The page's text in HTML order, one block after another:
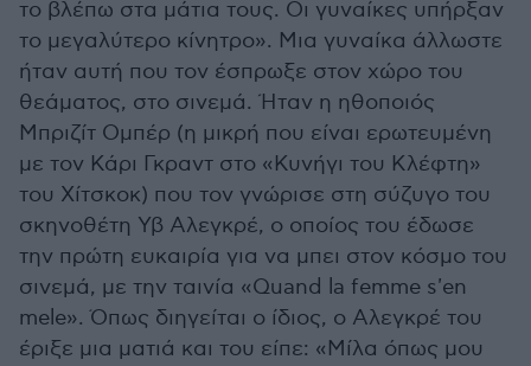
το βλέπω στα μάτια τους. Οι γυναίκες υπήρξαν
το μεγαλύτερο κίνητρο». Μια γυναίκα άλλωστε
ήταν αυτή που τον έσπρωξε στον χώρο του
θεάματος, στο σινεμά. Ήταν η ηθοποιός
Μπριζίτ Ομπέρ (η μικρή που είναι ερωτευμένη
με τον Κάρι Γκραντ στο «Κυνήγι του Κλέφτη»
του Χίτσκοκ) που τον γνώρισε στη σύζυγο του
σκηνοθέτη Υβ Αλεγκρέ, ο οποίος του έδωσε
την πρώτη ευκαιρία για να μπει στον κόσμο του
σινεμά, με την ταινία «Quand la femme s'en
mele». Όπως διηγείται ο ίδιος, ο Αλεγκρέ του
έριξε μια ματιά και του είπε: «Μίλα όπως μου